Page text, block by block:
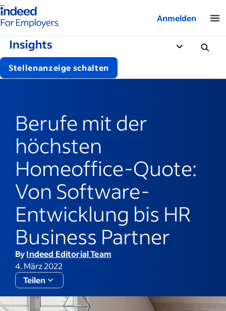
Startseite für Arbeitgeber
Anmelden
Stellenanzeige schalten
Berufe mit der
höchsten
Homeoffice-Quote:
Von Software-
Entwicklung bis HR
Business Partner
ByIndeed Editorial Team
4. März 2022
Teilen